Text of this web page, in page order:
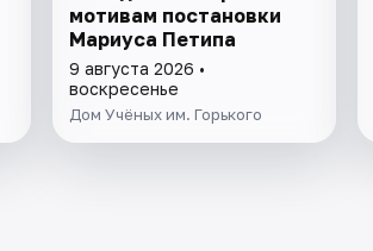
мотивам постановки
Мариуса Петипа
9 августа 2026 •
воскресенье
Дом Учёных им. Горького